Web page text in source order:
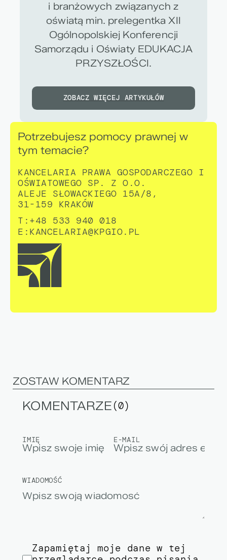
i branżowych związanych z
oświatą min. prelegentka XII
Ogólnopolskiej Konferencji
Samorządu i Oświaty EDUKACJA
PRZYSZŁOŚCI.
ZOBACZ WIĘCEJ ARTYKUŁÓW
Potrzebujesz pomocy prawnej w
tym temacie?
KANCELARIA PRAWA GOSPODARCZEGO I
OŚWIATOWEGO SP. Z O.O.
ALEJE SŁOWACKIEGO 15A/8,
31-159 KRAKÓW
T:+48 533 940 018
E: KANCELARIA@KPGIO.PL
ZOSTAW KOMENTARZ
KOMENTARZE (0)
IMIĘ E-MAIL
WIADOMOŚĆ
Zapamiętaj moje dane w tej